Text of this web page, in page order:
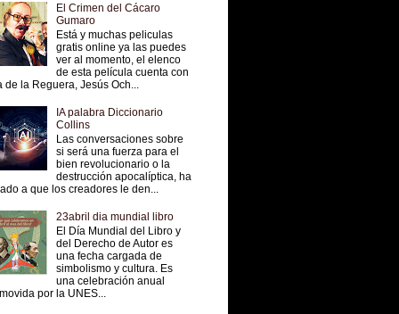
El Crimen del Cácaro
Gumaro
Está y muchas peliculas
gratis online ya las puedes
ver al momento, el elenco
de esta película cuenta con
de la Reguera, Jesús Och...
IA palabra Diccionario
Collins
Las conversaciones sobre
si será una fuerza para el
bien revolucionario o la
destrucción apocalíptica, ha
a que los creadores le den...
23abril dia mundial libro
El Día Mundial del Libro y
del Derecho de Autor es
una fecha cargada de
simbolismo y cultura. Es
una celebración anual
por la UNES...